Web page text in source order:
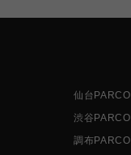
仙台PARCO
渋谷PARCO
調布PARCO